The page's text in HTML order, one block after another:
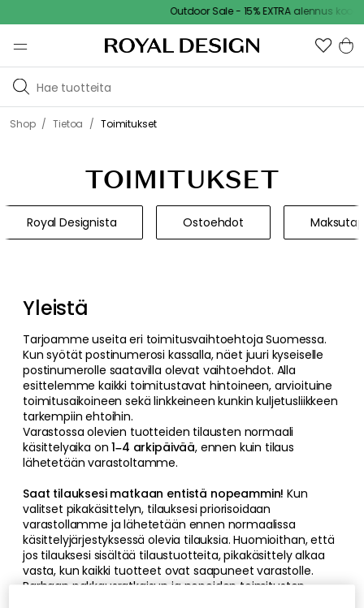
Outdoor Sale - 15% EXTRA alennus koodilla
Shop / Tietoa / Toimitukset
TOIMITUKSET
Royal Designista Ostoehdot
Yleistä
Tarjoamme useita eri toimitusvaihtoehtoja Suomessa.
Kun syötät postinumerosi kassalla, näet juuri kyseiselle
postinumerolle saatavilla olevat vaihtoehdot. Alla
esittelemme kaikki toimitustavat hintoineen, arvioituine
toimitusaikoineen sekä linkkeineen kunkin kuljetusliikkeen
tarkempiin ehtoihin.
Varastossa olevien tuotteiden tilausten normaali
käsittelyaika on1–4 arkipäivää, ennen kuin tilaus
lähetetään varastoltamme.
Saat tilauksesi matkaan entistä nopeammin! Kun
valitset pikakäsittelyn, tilauksesi priorisoidaan
varastollamme ja lähetetään ennen normaalissa
käsittelyjärjestyksessä olevia tilauksia. Huomioithan, että
jos tilauksesi sisältää tilaustuotteita, pikakäsittely alkaa
vasta, kun kaikki tuotteet ovat saapuneet varastolle.
Parhaan pakkausratkaisun ja nopeiden toimitusten